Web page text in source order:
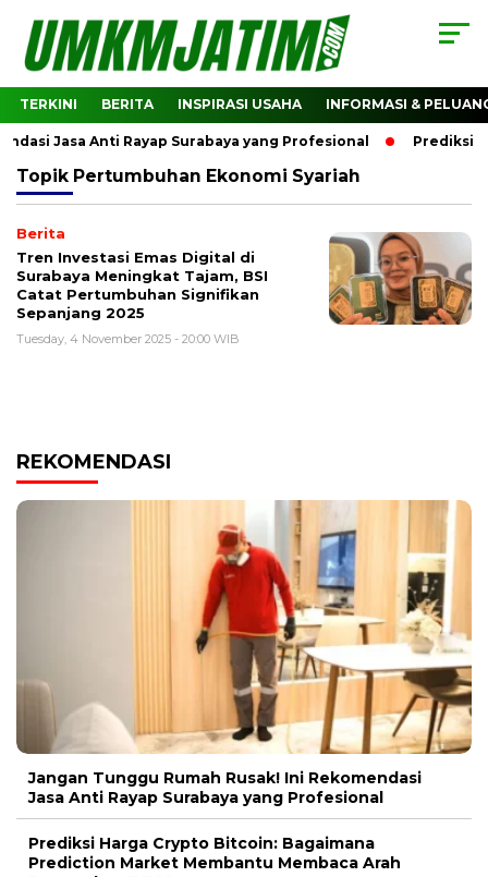
TERKINI BERITA INSPIRASI USAHA INFORMASI &
Jasa Anti Rayap Surabaya yang Profesional Prediksi
Topik Pertumbuhan Ekonomi Syariah
Berita
Tren Investasi Emas Digital di
Surabaya Meningkat Tajam, BSI
Catat Pertumbuhan Signifikan
Sepanjang 2025
Tuesday, 4 November 2025 - 20:00 WIB
REKOMENDASI
Jangan Tunggu Rumah Rusak! Ini Rekomendasi
Jasa Anti Rayap Surabaya yang Profesional
Prediksi Harga Crypto Bitcoin: Bagaimana
Prediction Market Membantu Membaca Arah